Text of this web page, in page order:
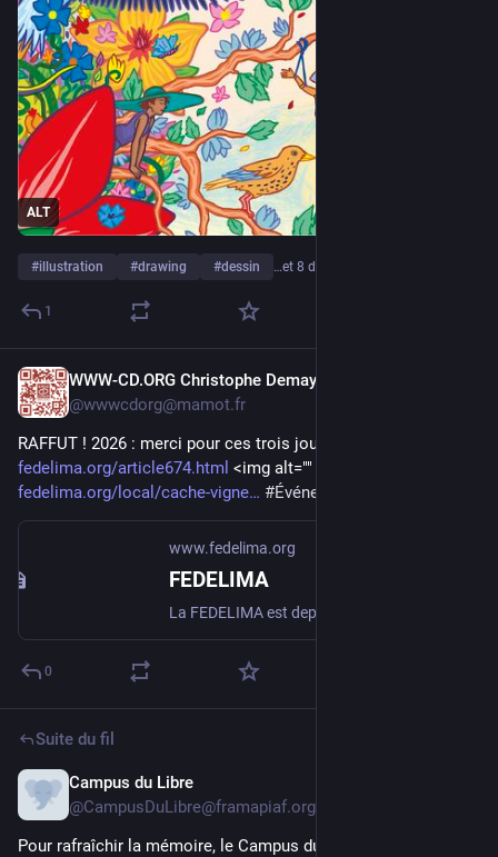
ALT
#illustration #drawing #dessin …et 8 de plus
1
WWW-CD.ORG Christophe Demay
@wwwcdorg@mamot.fr
RAFFUT ! 2026 : merci pour ces trois jours !
fedelima.org/article674.html <img alt="" height="76" src="
fedelima.org/local/cache-vigne
#Événement
www.fedelima.org
FEDELIMA
0
Suite du fil
Campus du Libre
@CampusDuLibre@framapiaf.org
Pour rafraîchir la mémoire, le Campus du Libre c'est :